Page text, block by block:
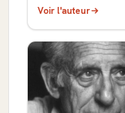
Voir l'auteur